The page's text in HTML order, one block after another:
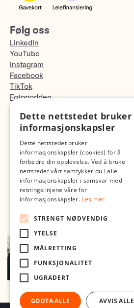
Følg oss
LinkedIn
YouTube
Instagram
Facebook
TikTok
Fotopodden
Med forbehold om skrive- og lagerfeil
Dette nettstedet bruker
informasjonskapsler
Dette nettstedet bruker
informasjonskapsler (cookies) for å
forbedre din opplevelse. Ved å bruke
nettstedet vårt samtykker du i alle
informasjonskapsler i samsvar med
retningslinjene våre for
informasjonskapsler. Les mer
STRENGT NØDVENDIG
YTELSE
MÅLRETTING
FUNKSJONALITET
UGRADERT
GODTA ALLE AVVIS ALLE